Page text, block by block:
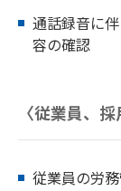
通話録音に
容の確認
〈従業員、
従業員の労